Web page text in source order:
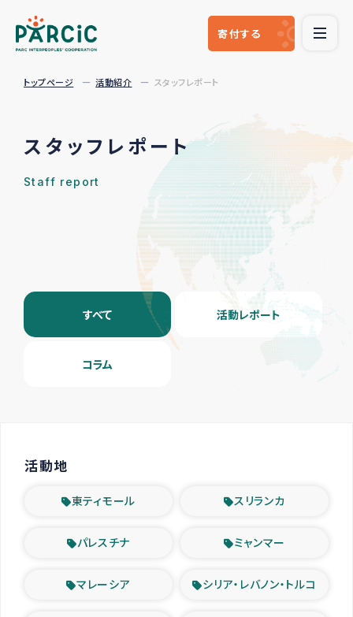
寄付する
トップページ 活動紹介 スタッフレポート
スタッフレポート
Staff report
すべて 活動レポート
コラム
活動地
東ティモール スリランカ
パレスチナ ミャンマー
マレーシア シリア・レバノン・トルコ